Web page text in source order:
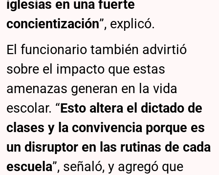
iglesias en una fuerte
concientización”, explicó.
El funcionario también advirtió
sobre el impacto que estas
amenazas generan en la vida
escolar. “Esto altera el dictado de
clases y la convivencia porque es
un disruptor en las rutinas de cada
escuela”, señaló, y agregó que